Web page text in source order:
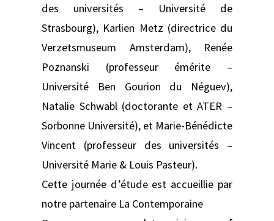
des universités – Université de
Strasbourg), Karlien Metz (directrice du
Verzetsmuseum Amsterdam), Renée
Poznanski (professeur émérite –
Université Ben Gourion du Néguev),
Natalie Schwabl (doctorante et ATER –
Sorbonne Université), et Marie-Bénédicte
Vincent (professeur des universités –
Université Marie & Louis Pasteur).
Cette journée d’étude est accueillie par
notre partenaire La Contemporaine